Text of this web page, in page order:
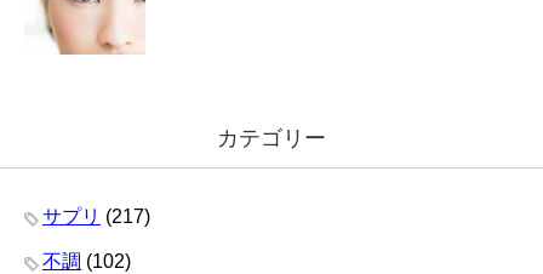
カテゴリー
サプリ (217)
不調 (102)